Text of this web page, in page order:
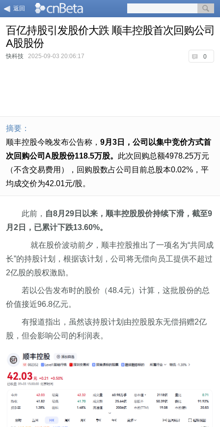
返回
百亿持股引发股价大跌 顺丰控股首次回购公司
A股股份
0
快科技 2025-09-03 20:06:17
摘要：
顺丰控股今晚发布公告称， 9月3日，公司以集中竞价方式首
次回购公司A股股份118.5万股。 此次回购总额4978.25万元
（不含交易费用），回购股数占公司目前总股本0.02%，平
均成交价为42.01元/股。
此前， 自8月29日以来，顺丰控股股价持续下滑，截至9
月2日，已累计下跌13.60%。
就在股价波动前夕，顺丰控股推出了一项名为“共同成
长”的持股计划，根据该计划，公司将无偿向员工提供不超过
2亿股的股权激励。
若以公告发布时的股价（48.4元）计算，这批股份的总
价值接近96.8亿元。
有报道指出，虽然该持股计划由控股股东无偿捐赠2亿
股，但会影响公司的利润表。